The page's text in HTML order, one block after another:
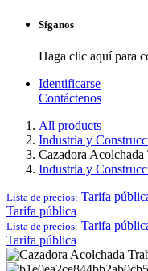
Síganos
Haga clic aquí para
Identificarse
Contáctenos
All products
Industria y
Cazadora
Industria y
Lista de precios: Tarifa
Tarifa pública
Lista de precios: Tarifa
Tarifa pública